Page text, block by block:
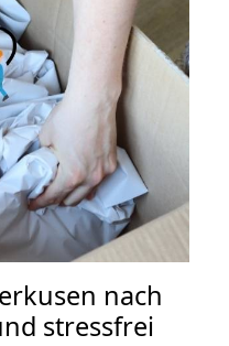
nach
stressfrei